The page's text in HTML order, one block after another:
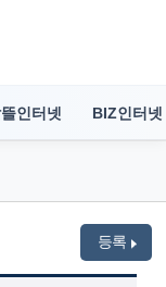
인터넷 BIZ인터넷
등록